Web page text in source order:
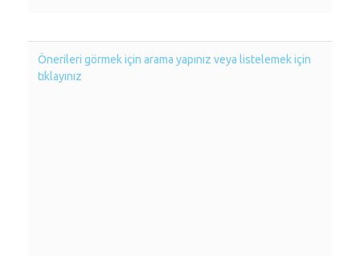
Önerileri görmek için arama yapınız veya listelemek için
tıklayınız